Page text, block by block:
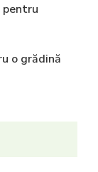
o grădină